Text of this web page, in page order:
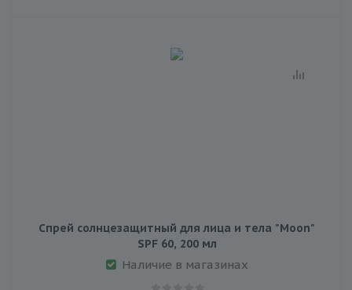
Спрей солнцезащитный для лица и тела "Moon"
SPF 60, 200 мл
Наличие в магазинах